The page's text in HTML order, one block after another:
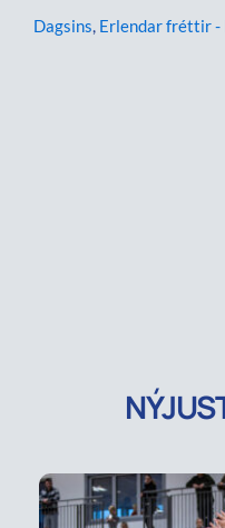
Dagsins, Erlendar fréttir -